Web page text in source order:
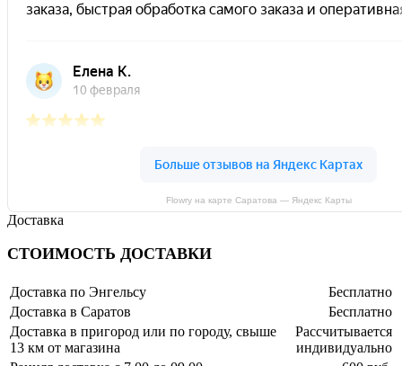
Flowry на карте Саратова — Яндекс Карты
Доставка
СТОИМОСТЬ ДОСТАВКИ
Доставка по Энгельсу
Бесплатно
Доставка в Саратов
Бесплатно
Доставка в пригород или по городу, свыше
13 км от магазина
Рассчитывается
индивидуально